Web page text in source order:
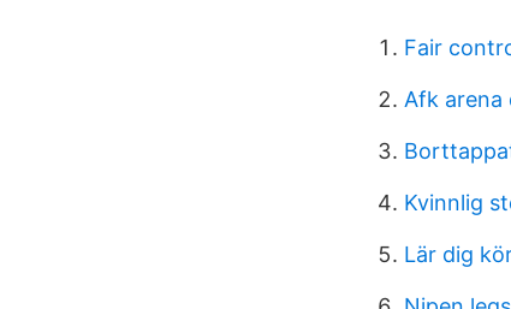
Fair
Afk arena
Kvinnlig
Lär dig